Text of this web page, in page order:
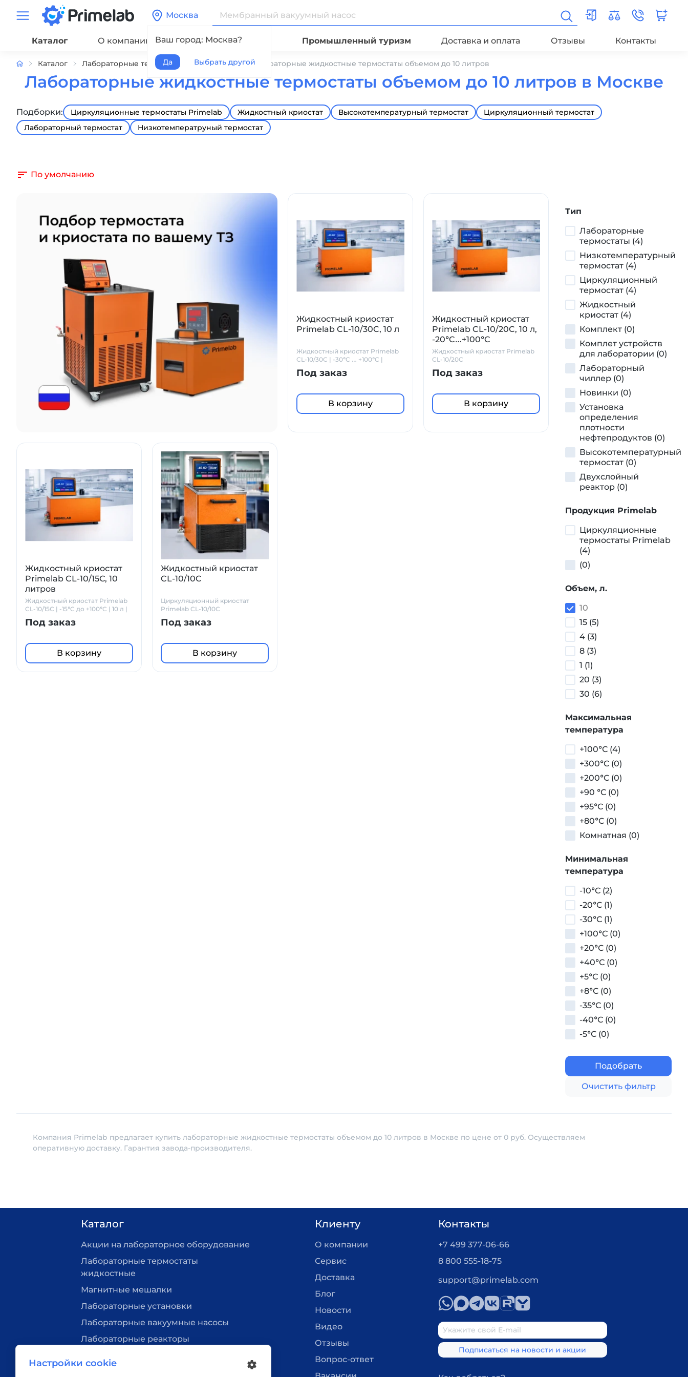
Москва
Ваш город: Москва?
Да Выбрать другой
Каталог О компании Сервис Промышленный туризм Доставка и оплата Отзывы Контакты
Каталог Лабораторные термостаты жидкостные Лабораторные жидкостные термостаты объемом до 10 литров
Лабораторные жидкостные термостаты объемом до 10 литров в Москве
Подборки: Циркуляционные термостаты Primelab Жидкостный криостат Высокотемпературный термостат
Циркуляционный термостат
Лабораторный термостат
Низкотемператруный термостат
По умолчанию
Жидкостный криостат
Primelab CL-10/30C, 10 л
Жидкостный криостат Primelab
CL-10/30C | -30°C … +100°C |
Объем 10 л | Точность ±0.01°C
Под заказ
В корзину
Жидкостный криостат
Primelab CL-10/20C, 10 л,
-20°C…+100°C
Жидкостный криостат Primelab
CL-10/20C
Под заказ
В корзину
Жидкостный криостат
Primelab CL-10/15С, 10
литров
Жидкостный криостат Primelab
CL-10/15C | -15°C до +100°C | 10 л |
Под заказ
В корзину
Жидкостный криостат
CL-10/10C
Циркуляционный криостат
Primelab CL-10/10C
Под заказ
В корзину
Тип
Лабораторные
термостаты (4)
Низкотемпературный
термостат (4)
Циркуляционный
термостат (4)
Жидкостный
криостат (4)
Комплект (0)
Комплет устройств
для лаборатории (0)
Лабораторный
чиллер (0)
Новинки (0)
Установка
определения
плотности
нефтепродуктов (0)
Высокотемпературный
термостат (0)
Двухслойный
реактор (0)
Продукция Primelab
Циркуляционные
термостаты Primelab
(4)
(0)
Объем, л.
10
15 (5)
4 (3)
8 (3)
1 (1)
20 (3)
30 (6)
Максимальная
температура
+100°С (4)
+300°С (0)
+200°С (0)
+90 °С (0)
+95°С (0)
+80°С (0)
Комнатная (0)
Минимальная
температура
-10°С (2)
-20°С (1)
-30°С (1)
+100°С (0)
+20°С (0)
+40°С (0)
+5°С (0)
+8°С (0)
-35°С (0)
-40°С (0)
-5°С (0)
Подобрать
Очистить фильтр
Компания Primelab предлагает купить лабораторные жидкостные термостаты объемом до 10 литров в Москве по цене от 0 руб. Осуществляем
оперативную доставку. Гарантия завода-производителя.
Каталог
Акции на лабораторное оборудование
Лабораторные термостаты
жидкостные
Магнитные мешалки
Лабораторные установки
Лабораторные вакуумные насосы
Лабораторные реакторы
Клиенту
О компании
Сервис
Доставка
Блог
Новости
Видео
Отзывы
Вопрос-ответ
Контакты
+7 499 377-06-66
8 800 555-18-75
support@primelab.com
Настройки cookie